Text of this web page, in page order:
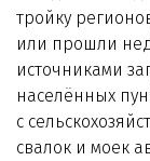
тройку
или прошли
источниками
населённых
с
свалок и моек